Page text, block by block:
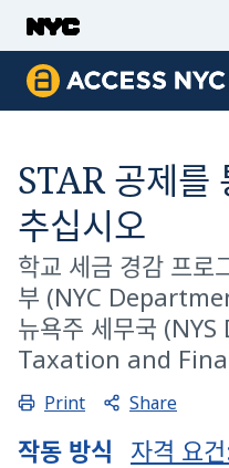
메인 내용으로 건너뛰기
ACCESS NYC
STAR 공제를
추십시오
학교 세금 경감 프로
부 (NYC
뉴욕주 세무국
Taxation and
Print Share
작동 방식 자격 요